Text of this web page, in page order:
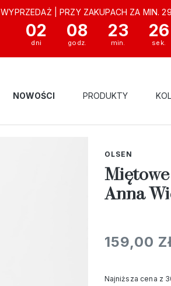
| PRZY ZAKUPACH ZA MIN.
02 08 23 25
NOWOŚCI PRODUKTY
OLSEN
Anna
159,00
Najniższa cena z